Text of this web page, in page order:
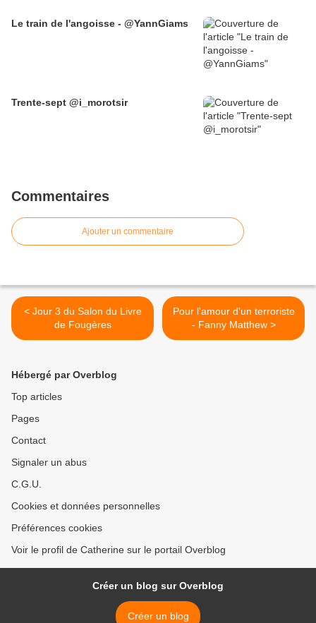
Le train de l'angoisse - @YannGiams
Trente-sept @i_morotsir
Commentaires
Ajouter un commentaire
< Jour 3 du Salon du Livre
de Fougères
Pour l'amour d'un terroriste
- Fanny Matthew >
Hébergé par Overblog
Top articles
Pages
Contact
Signaler un abus
C.G.U.
Cookies et données personnelles
Préférences cookies
Voir le profil de Catherine sur le portail Overblog
Créer un blog sur Overblog
Créer un blog